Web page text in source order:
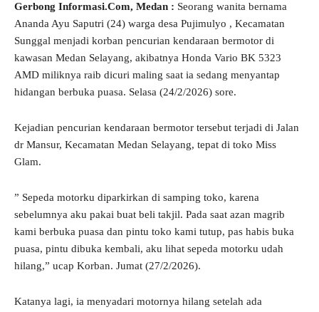
Gerbong Informasi.Com, Medan : Seorang wanita bernama
Ananda Ayu Saputri (24) warga desa Pujimulyo , Kecamatan
Sunggal menjadi korban pencurian kendaraan bermotor di
kawasan Medan Selayang, akibatnya Honda Vario BK 5323
AMD miliknya raib dicuri maling saat ia sedang menyantap
hidangan berbuka puasa. Selasa (24/2/2026) sore.
Kejadian pencurian kendaraan bermotor tersebut terjadi di Jalan
dr Mansur, Kecamatan Medan Selayang, tepat di toko Miss
Glam.
” Sepeda motorku diparkirkan di samping toko, karena
sebelumnya aku pakai buat beli takjil. Pada saat azan magrib
kami berbuka puasa dan pintu toko kami tutup, pas habis buka
puasa, pintu dibuka kembali, aku lihat sepeda motorku udah
hilang,” ucap Korban. Jumat (27/2/2026).
Katanya lagi, ia menyadari motornya hilang setelah ada